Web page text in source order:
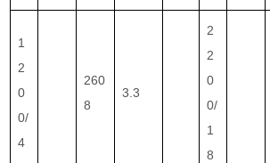
1
2
0
0/
4
260
8
3.3
2
2
0
0/
1
8